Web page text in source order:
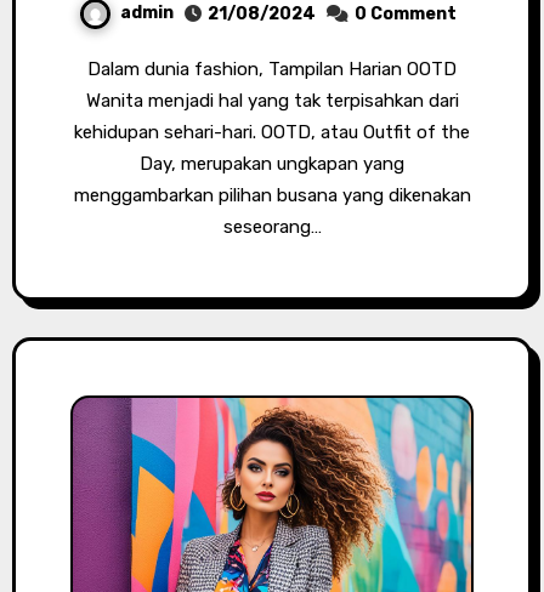
admin 21/08/2024 0 Comment
Dalam dunia fashion, Tampilan Harian OOTD
Wanita menjadi hal yang tak terpisahkan dari
kehidupan sehari-hari. OOTD, atau Outfit of the
Day, merupakan ungkapan yang
menggambarkan pilihan busana yang dikenakan
seseorang…